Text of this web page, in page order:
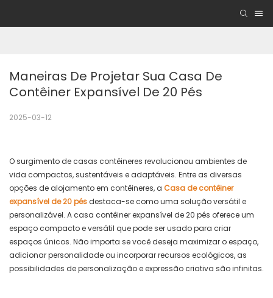
Maneiras De Projetar Sua Casa De
Contêiner Expansível De 20 Pés
2025-03-12
O surgimento de casas contêineres revolucionou ambientes de
vida compactos, sustentáveis ​​e adaptáveis. Entre as diversas
opções de alojamento em contêineres, a Casa de contêiner
expansível de 20 pésdestaca-se como uma solução versátil e
personalizável. A casa contêiner expansível de 20 pés oferece um
espaço compacto e versátil que pode ser usado para criar
espaços únicos. Não importa se você deseja maximizar o espaço,
adicionar personalidade ou incorporar recursos ecológicos, as
possibilidades de personalização e expressão criativa são infinitas.